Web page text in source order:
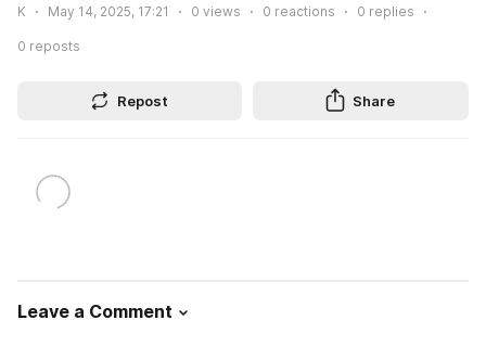
K May 14, 2025, 17:21 0 views 0 reactions 0 replies
0 reposts
Repost Share
Leave a Comment